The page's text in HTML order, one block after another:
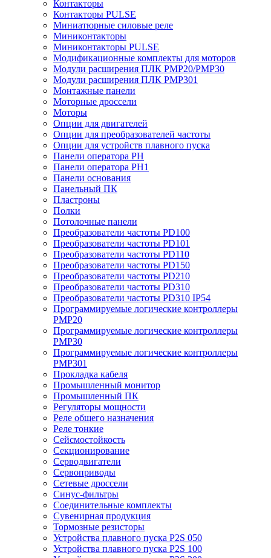
Контакторы
Контакторы PULSE
Миниатюрные силовые реле
Миниконтакторы
Миниконтакторы PULSE
Модификационные комплекты для моторов
Модули расширения ПЛК PMP20/PMP30
Модули расширения ПЛК PMP301
Монтажные панели
Моторные дроссели
Моторы
Опции для двигателей
Опции для преобразователей частоты
Опции для устройств плавного пуска
Панели оператора PH
Панели оператора PH1
Панели основания
Панельный ПК
Пластроны
Полки
Потолочные панели
Преобразователи частоты PD100
Преобразователи частоты PD101
Преобразователи частоты PD110
Преобразователи частоты PD150
Преобразователи частоты PD210
Преобразователи частоты PD310
Преобразователи частоты PD310 IP54
Программируемые логические контроллеры
PMP20
Программируемые логические контроллеры
PMP30
Программируемые логические контроллеры
PMP301
Прокладка кабеля
Промышленный монитор
Промышленный ПК
Регуляторы мощности
Реле общего назначения
Реле тонкие
Сейсмостойкость
Секционирование
Серводвигатели
Сервоприводы
Сетевые дроссели
Синус-фильтры
Соединительные комплекты
Сувенирная продукция
Тормозные резисторы
Устройства плавного пуска P2S 050
Устройства плавного пуска P2S 100